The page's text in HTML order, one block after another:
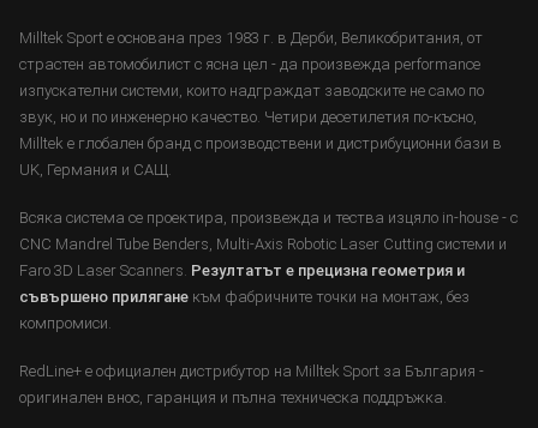
Milltek Sport е основана през 1983 г. в Дерби, Великобритания, от
страстен автомобилист с ясна цел - да произвежда performance
изпускателни системи, които надграждат заводските не само по
звук, но и по инженерно качество. Четири десетилетия по-късно,
Milltek е глобален бранд с производствени и дистрибуционни бази в
UK, Германия и САЩ.
Всяка система се проектира, произвежда и тества изцяло in-house - с
CNC Mandrel Tube Benders, Multi-Axis Robotic Laser Cutting системи и
Faro 3D Laser Scanners. Резултатът е прецизна геометрия и
съвършено прилягане към фабричните точки на монтаж, без
компромиси.
RedLine+ е официален дистрибутор на Milltek Sport за България -
оригинален внос, гаранция и пълна техническа поддръжка.